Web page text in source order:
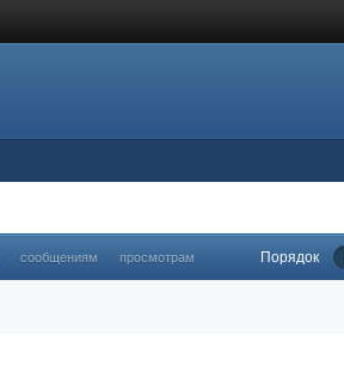
сообщениям просмотрам Порядок